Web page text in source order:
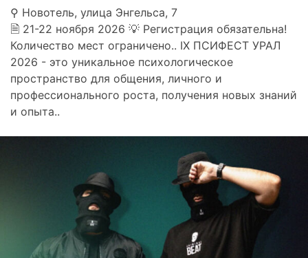
⚲ Новотель, улица Энгельса, 7
🗎 21-22 ноября 2026 💡 Регистрация обязательна!
Количество мест ограничено.. IX ПСИФЕСТ УРАЛ
2026 - это уникальное психологическое
пространство для общения, личного и
профессионального роста, получения новых знаний
и опыта..